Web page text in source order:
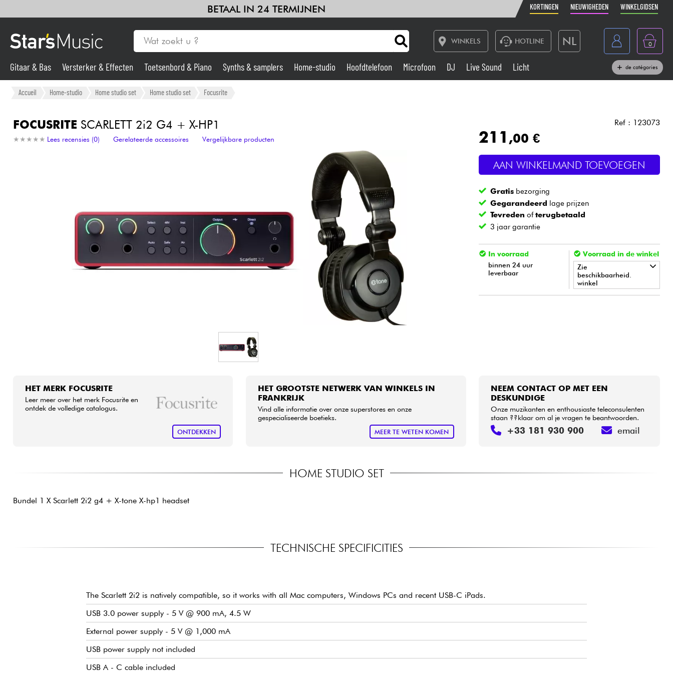
BETAAL IN 24 TERMIJNEN KORTINGEN NIEUWIGHEDEN WINKELGIDSEN
WINKELS HOTLINE NL
France
Belgique
Deutschland
0
Gitaar & Bas
Synths & samplers
Live Sound
Drums & percussie Blaasinstrument
Kabels & toebehoren
Sets
Bekijk onze merken
Gitaar & Bas Versterker & Effecten Toetsenbord & Piano Synths & samplers Home-studio Hoofdtelefoon Microfoon DJ Live Sound Licht de catégories
Accueil Home-studio Home studio set Home studio set Focusrite
FOCUSRITE SCARLETT 2i2 G4 + X-HP1
★ ★ ★ ★ ★
★ ★ ★ ★ ★ Lees recensies (0) Gerelateerde accessoires Vergelijkbare producten
Ref : 123073
211 ,00 €
AAN WINKELMAND TOEVOEGEN
Gratis bezorging
Gegarandeerd lage prijzen
Tevreden ofterugbetaald
3 jaar garantie
In voorraad
binnen 24 uur
leverbaar
Voorraad in de winkel
Zie
beschikbaarheid.
winkel
•
• Star'S MusicPARIS
HET MERK FOCUSRITE
Leer meer over het merk Focusrite en
ontdek de volledige catalogus.
ONTDEKKEN
HET GROOTSTE NETWERK VAN WINKELS IN
FRANKRIJK
Vind alle informatie over onze superstores en onze
gespecialiseerde boetieks.
MEER TE WETEN KOMEN
NEEM CONTACT OP MET EEN
DESKUNDIGE
Onze muzikanten en enthousiaste teleconsulenten
staan ??klaar om al je vragen te beantwoorden.
+33 181 930 900 email
HOME STUDIO SET
Bundel 1 X Scarlett 2i2 g4 + X-tone X-hp1 headset
TECHNISCHE SPECIFICITIES
The Scarlett 2i2 is natively compatible, so it works with all Mac computers, Windows PCs and recent USB-C iPads.
USB 3.0 power supply - 5 V @ 900 mA, 4.5 W
External power supply - 5 V @ 1,000 mA
USB power supply not included
USB A - C cable included